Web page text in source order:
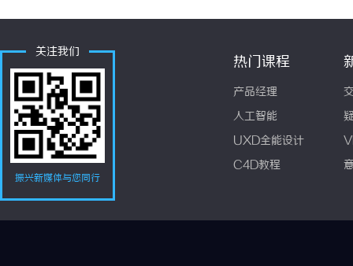
关注我们
振兴新媒体与您同行
热门课程
产品经理
人工智能
UXD全能设计
C4D教程